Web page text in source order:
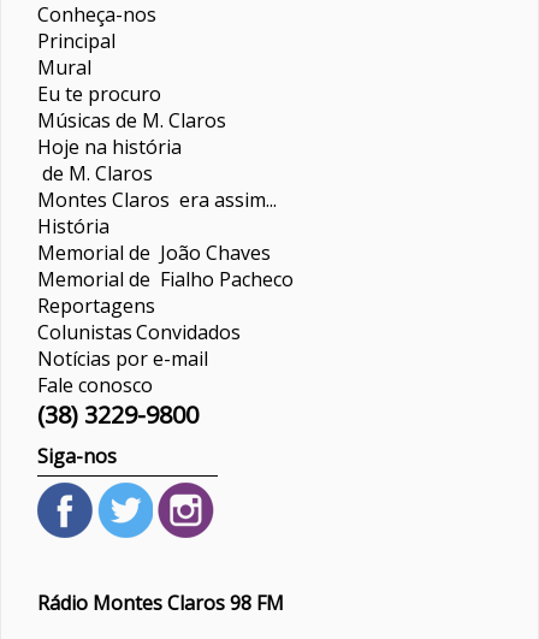
Conheça-nos
Principal
Mural
Eu te procuro
Músicas de M. Claros
Hoje na história
de M. Claros
Montes Claros era assim...
História
Memorial de João Chaves
Memorial de Fialho Pacheco
Reportagens
ColunistasConvidados
Notícias por e-mail
Fale conosco
(38) 3229-9800
Siga-nos
Rádio Montes Claros 98 FM